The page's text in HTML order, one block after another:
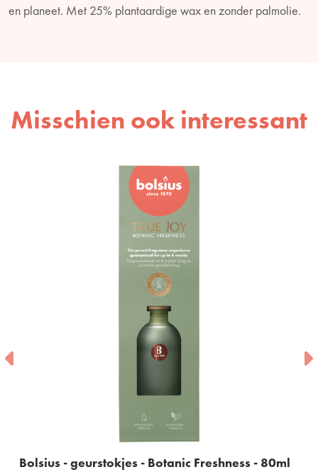
en planeet. Met 25% plantaardige wax en zonder palmolie.
Misschien ook interessant
Bolsius - geurstokjes - Botanic Freshness - 80ml